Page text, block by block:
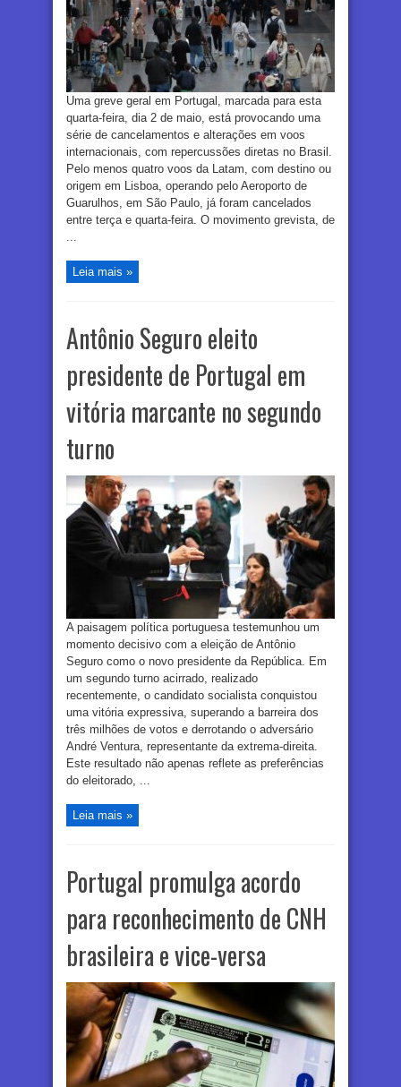
Uma greve geral em Portugal, marcada para esta
quarta-feira, dia 2 de maio, está provocando uma
série de cancelamentos e alterações em voos
internacionais, com repercussões diretas no Brasil.
Pelo menos quatro voos da Latam, com destino ou
origem em Lisboa, operando pelo Aeroporto de
Guarulhos, em São Paulo, já foram cancelados
entre terça e quarta-feira. O movimento grevista, de
...
Leia mais »
Antônio Seguro eleito
presidente de Portugal em
vitória marcante no segundo
turno
A paisagem política portuguesa testemunhou um
momento decisivo com a eleição de Antônio
Seguro como o novo presidente da República. Em
um segundo turno acirrado, realizado
recentemente, o candidato socialista conquistou
uma vitória expressiva, superando a barreira dos
três milhões de votos e derrotando o adversário
André Ventura, representante da extrema-direita.
Este resultado não apenas reflete as preferências
do eleitorado, ...
Leia mais »
Portugal promulga acordo
para reconhecimento de CNH
brasileira e vice-versa